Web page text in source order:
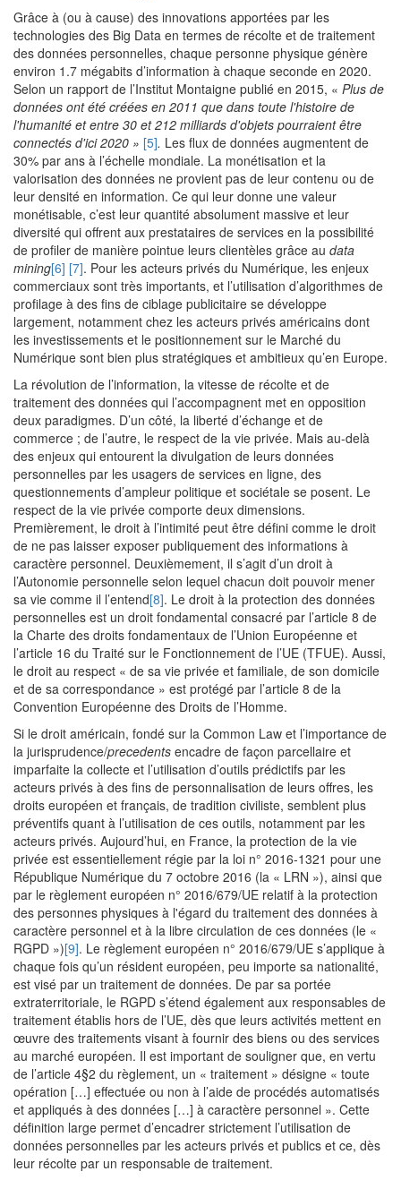
Grâce à (ou à cause) des innovations apportées par les
technologies des Big Data en termes de récolte et de traitement
des données personnelles, chaque personne physique génère
environ 1.7 mégabits d’information à chaque seconde en 2020.
Selon un rapport de l’Institut Montaigne publié en 2015, « Plus de
données ont été créées en 2011 que dans toute l'histoire de
l'humanité et entre 30 et 212 milliards d'objets pourraient être
connectés d'ici 2020 » [5]. Les flux de données augmentent de
30% par ans à l’échelle mondiale. La monétisation et la
valorisation des données ne provient pas de leur contenu ou de
leur densité en information. Ce qui leur donne une valeur
monétisable, c’est leur quantité absolument massive et leur
diversité qui offrent aux prestataires de services en la possibilité
de profiler de manière pointue leurs clientèles grâce au data
mining[6] [7]. Pour les acteurs privés du Numérique, les enjeux
commerciaux sont très importants, et l’utilisation d’algorithmes de
profilage à des fins de ciblage publicitaire se développe
largement, notamment chez les acteurs privés américains dont
les investissements et le positionnement sur le Marché du
Numérique sont bien plus stratégiques et ambitieux qu’en Europe.
La révolution de l’information, la vitesse de récolte et de
traitement des données qui l’accompagnent met en opposition
deux paradigmes. D’un côté, la liberté d’échange et de
commerce ; de l’autre, le respect de la vie privée. Mais au-delà
des enjeux qui entourent la divulgation de leurs données
personnelles par les usagers de services en ligne, des
questionnements d’ampleur politique et sociétale se posent. Le
respect de la vie privée comporte deux dimensions.
Premièrement, le droit à l’intimité peut être défini comme le droit
de ne pas laisser exposer publiquement des informations à
caractère personnel. Deuxièmement, il s’agit d’un droit à
l’Autonomie personnelle selon lequel chacun doit pouvoir mener
sa vie comme il l’entend[8]. Le droit à la protection des données
personnelles est un droit fondamental consacré par l’article 8 de
la Charte des droits fondamentaux de l’Union Européenne et
l’article 16 du Traité sur le Fonctionnement de l’UE (TFUE). Aussi,
le droit au respect « de sa vie privée et familiale, de son domicile
et de sa correspondance » est protégé par l’article 8 de la
Convention Européenne des Droits de l’Homme.
Si le droit américain, fondé sur la Common Law et l’importance de
la jurisprudence/precedents encadre de façon parcellaire et
imparfaite la collecte et l’utilisation d’outils prédictifs par les
acteurs privés à des fins de personnalisation de leurs offres, les
droits européen et français, de tradition civiliste, semblent plus
préventifs quant à l’utilisation de ces outils, notamment par les
acteurs privés. Aujourd’hui, en France, la protection de la vie
privée est essentiellement régie par la loi n° 2016-1321 pour une
République Numérique du 7 octobre 2016 (la « LRN »), ainsi que
par le règlement européen n° 2016/679/UE relatif à la protection
des personnes physiques à l'égard du traitement des données à
caractère personnel et à la libre circulation de ces données (le «
RGPD »)[9]. Le règlement européen n° 2016/679/UE s’applique à
chaque fois qu’un résident européen, peu importe sa nationalité,
est visé par un traitement de données. De par sa portée
extraterritoriale, le RGPD s’étend également aux responsables de
traitement établis hors de l’UE, dès que leurs activités mettent en
œuvre des traitements visant à fournir des biens ou des services
au marché européen. Il est important de souligner que, en vertu
de l’article 4§2 du règlement, un « traitement » désigne « toute
opération […] effectuée ou non à l’aide de procédés automatisés
et appliqués à des données […] à caractère personnel ». Cette
définition large permet d’encadrer strictement l’utilisation de
données personnelles par les acteurs privés et publics et ce, dès
leur récolte par un responsable de traitement.